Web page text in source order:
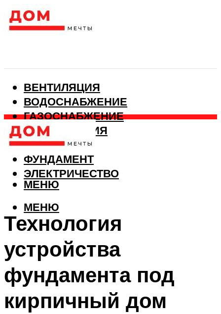
ВЕНТИЛЯЦИЯ
ВОДОСНАБЖЕНИЕ
ГАЗОСНАБЖЕНИЕ
КАНАЛИЗАЦИЯ
ОТОПЛЕНИЕ
ФУНДАМЕНТ
ЭЛЕКТРИЧЕСТВО
МЕНЮ
МЕНЮ
Технология
устройства
фундамента под
кирпичный дом